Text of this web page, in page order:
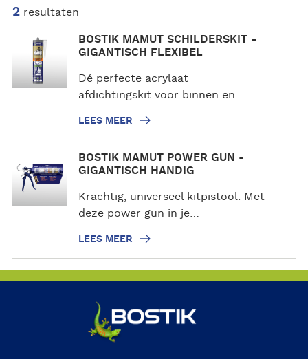
2resultaten
BOSTIK MAMUT SCHILDERSKIT -
GIGANTISCH FLEXIBEL
Dé perfecte acrylaat
afdichtingskit voor binnen en…
LEES MEER
e
BOSTIK MAMUT POWER GUN -
GIGANTISCH HANDIG
Krachtig, universeel kitpistool. Met
deze power gun in je…
LEES MEER